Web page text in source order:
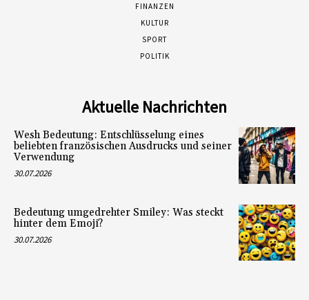
FINANZEN
KULTUR
SPORT
POLITIK
Aktuelle Nachrichten
Wesh Bedeutung: Entschlüsselung eines
beliebten französischen Ausdrucks und seiner
Verwendung
30.07.2026
Bedeutung umgedrehter Smiley: Was steckt
hinter dem Emoji?
30.07.2026